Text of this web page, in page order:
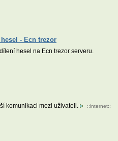
- Ecn trezor
hesel na Ecn trezor serveru.
komunikaci mezi uživateli. ::internet::